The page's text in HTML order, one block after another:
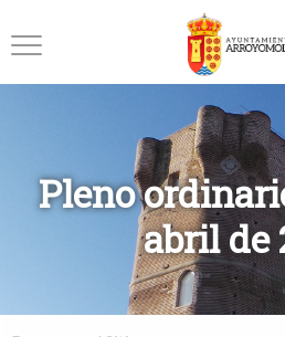
Pleno
abril de